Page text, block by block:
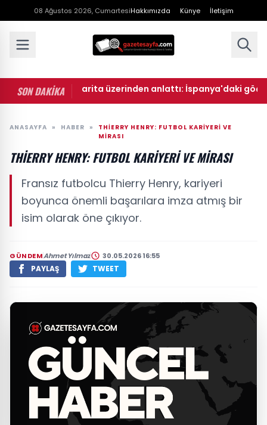
08 Ağustos 2026, CumartesiHakkımızda Künye İletişim
SON DAKİKA
Cihat Yaycı harita üzerinden anlattı: İspanya'daki göç
ANASAYFA » HABER »
THIERRY HENRY: FUTBOL KARIYERI VE
MIRASI
THIERRY HENRY: FUTBOL KARIYERI VE MIRASI
Fransız futbolcu Thierry Henry, kariyeri
boyunca önemli başarılara imza atmış bir
isim olarak öne çıkıyor.
GÜNDEMAhmet Yılmaz 30.05.2026 16:55
PAYLAŞ TWEET